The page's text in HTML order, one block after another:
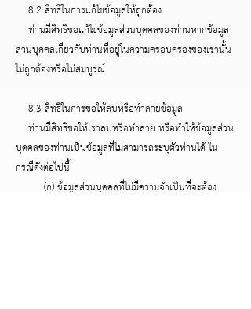
8.2 สิทธิในการแก้ไขข้อมูลให้ถูกต้อง
ท่านมีสิทธิขอแก้ไขข้อมูลส่วนบุคคลของท่านหากข้อมูล
ส่วนบุคคลเกี่ยวกับท่านที่อยู่ในความครอบครองของเรานั้น
ไม่ถูกต้องหรือไม่สมบูรณ์
8.3 สิทธิในการขอให้ลบหรือทำลายข้อมูล
ท่านมีสิทธิขอให้เราลบหรือทำลาย หรือทำให้ข้อมูลส่วน
บุคคลของท่านเป็นข้อมูลที่ไม่สามารถระบุตัวท่านได้ ใน
กรณีดังต่อไปนี้
(ก) ข้อมูลส่วนบุคคลที่ไม่มีความจำเป็นที่จะต้อง